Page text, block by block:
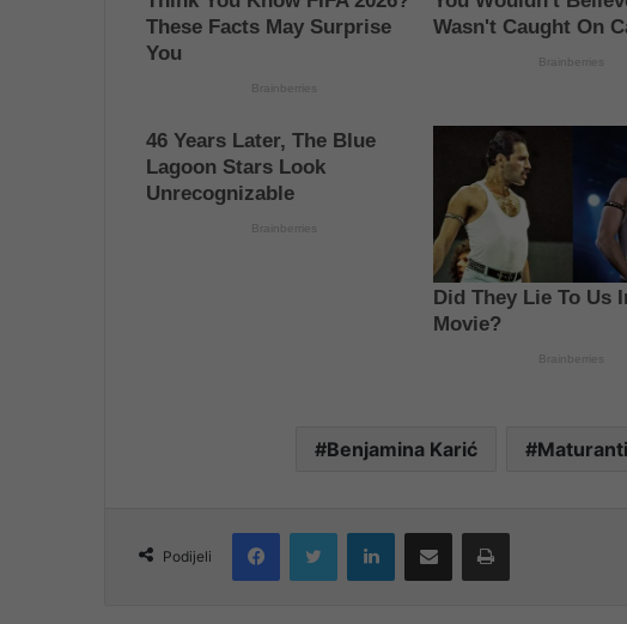
Benjamina Karić Maturanti
Podijeli
FacebookTwitter LinkedInShare via Email Print